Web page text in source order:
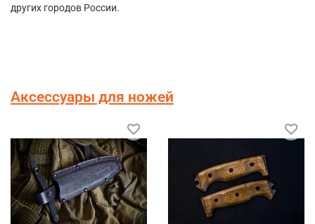
других городов России.
Аксессуары для ножей